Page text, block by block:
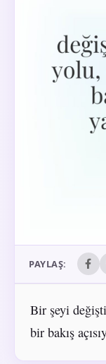
PAYLAŞ:
Bir şeyi
bir bakış